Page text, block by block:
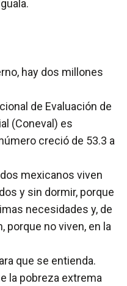
hay dos millones
de Evaluación de
(Coneval) es
creció de 53.3 a
mexicanos viven
y sin dormir, porque
necesidades y, de
porque no viven, en la
que se entienda.
la pobreza extrema